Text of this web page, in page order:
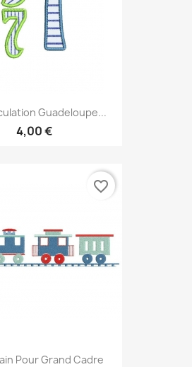
Guadeloupe...
4,00 €
Pour Grand Cadre
favorite_border